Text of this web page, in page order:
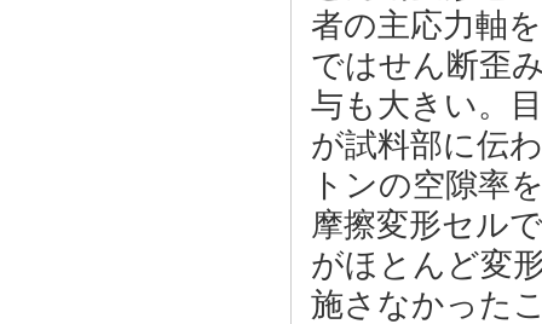
者の主応力軸
ではせん断歪
与も大きい。
が試料部に伝
トンの空隙率
摩擦変形セル
がほとんど変
施さなかった